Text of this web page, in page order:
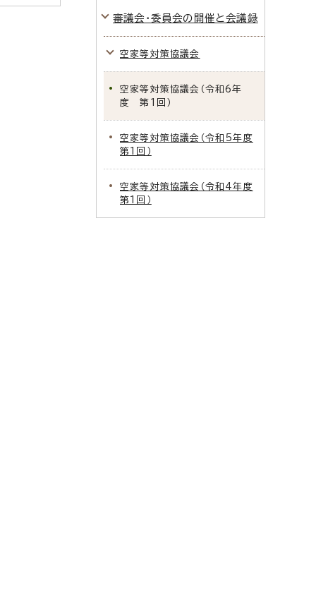
審議会・委員会の開催と会議録
空家等対策協議会
空家等対策協議会（令和6年
度 第1回）
空家等対策協議会（令和5年度
第1回）
空家等対策協議会（令和4年度
第1回）